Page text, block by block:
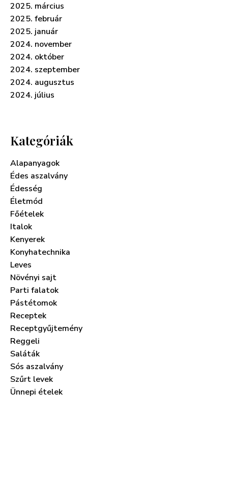
2025. március
2025. február
2025. január
2024. november
2024. október
2024. szeptember
2024. augusztus
2024. július
Kategóriák
Alapanyagok
Édes aszalvány
Édesség
Életmód
Főételek
Italok
Kenyerek
Konyhatechnika
Leves
Növényi sajt
Parti falatok
Pástétomok
Receptek
Receptgyűjtemény
Reggeli
Saláták
Sós aszalvány
Szűrt levek
Ünnepi ételek